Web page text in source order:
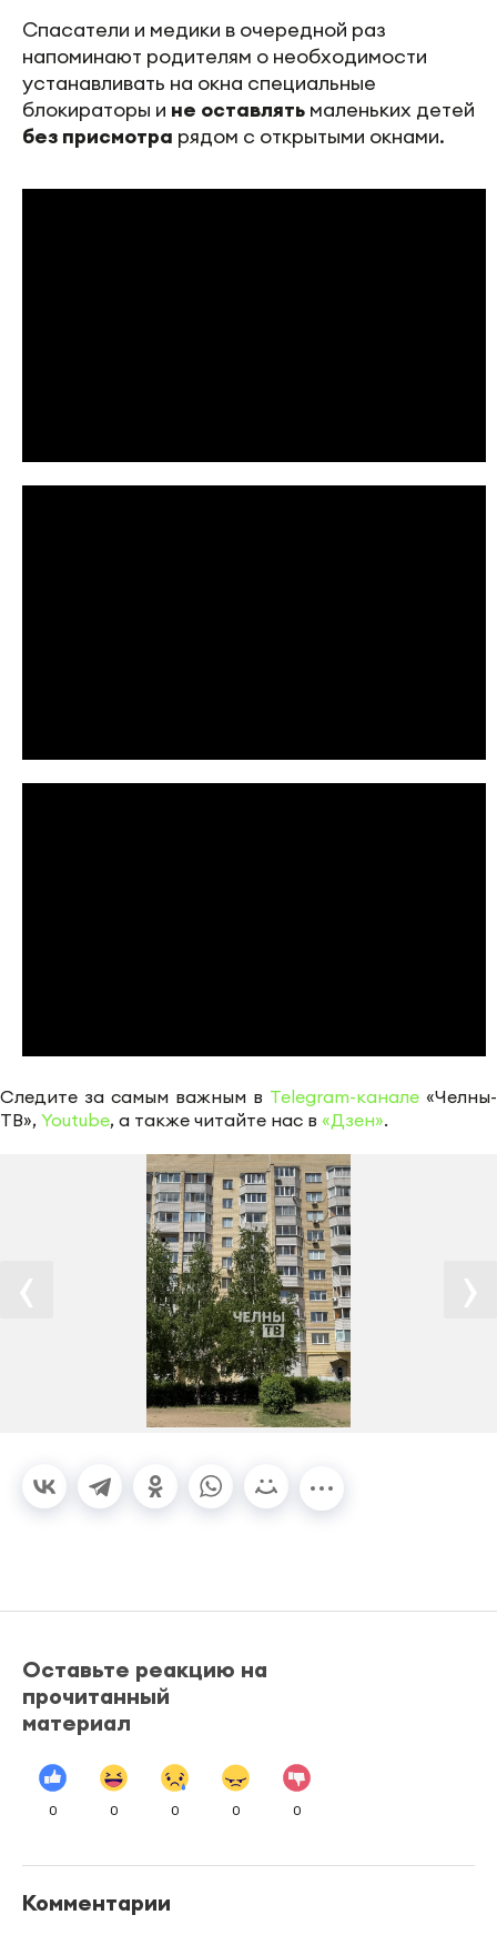
Спасатели и медики в очередной раз
напоминают родителям о необходимости
устанавливать на окна специальные
блокираторы и не оставлять маленьких детей
без присмотра рядом с открытыми окнами.
Следите за самым важным в Telegram-канале «Челны-
ТВ», Youtube, а также читайте нас в «Дзен».
Оставьте реакцию на
прочитанный
материал
0 0 0 0 0
Комментарии